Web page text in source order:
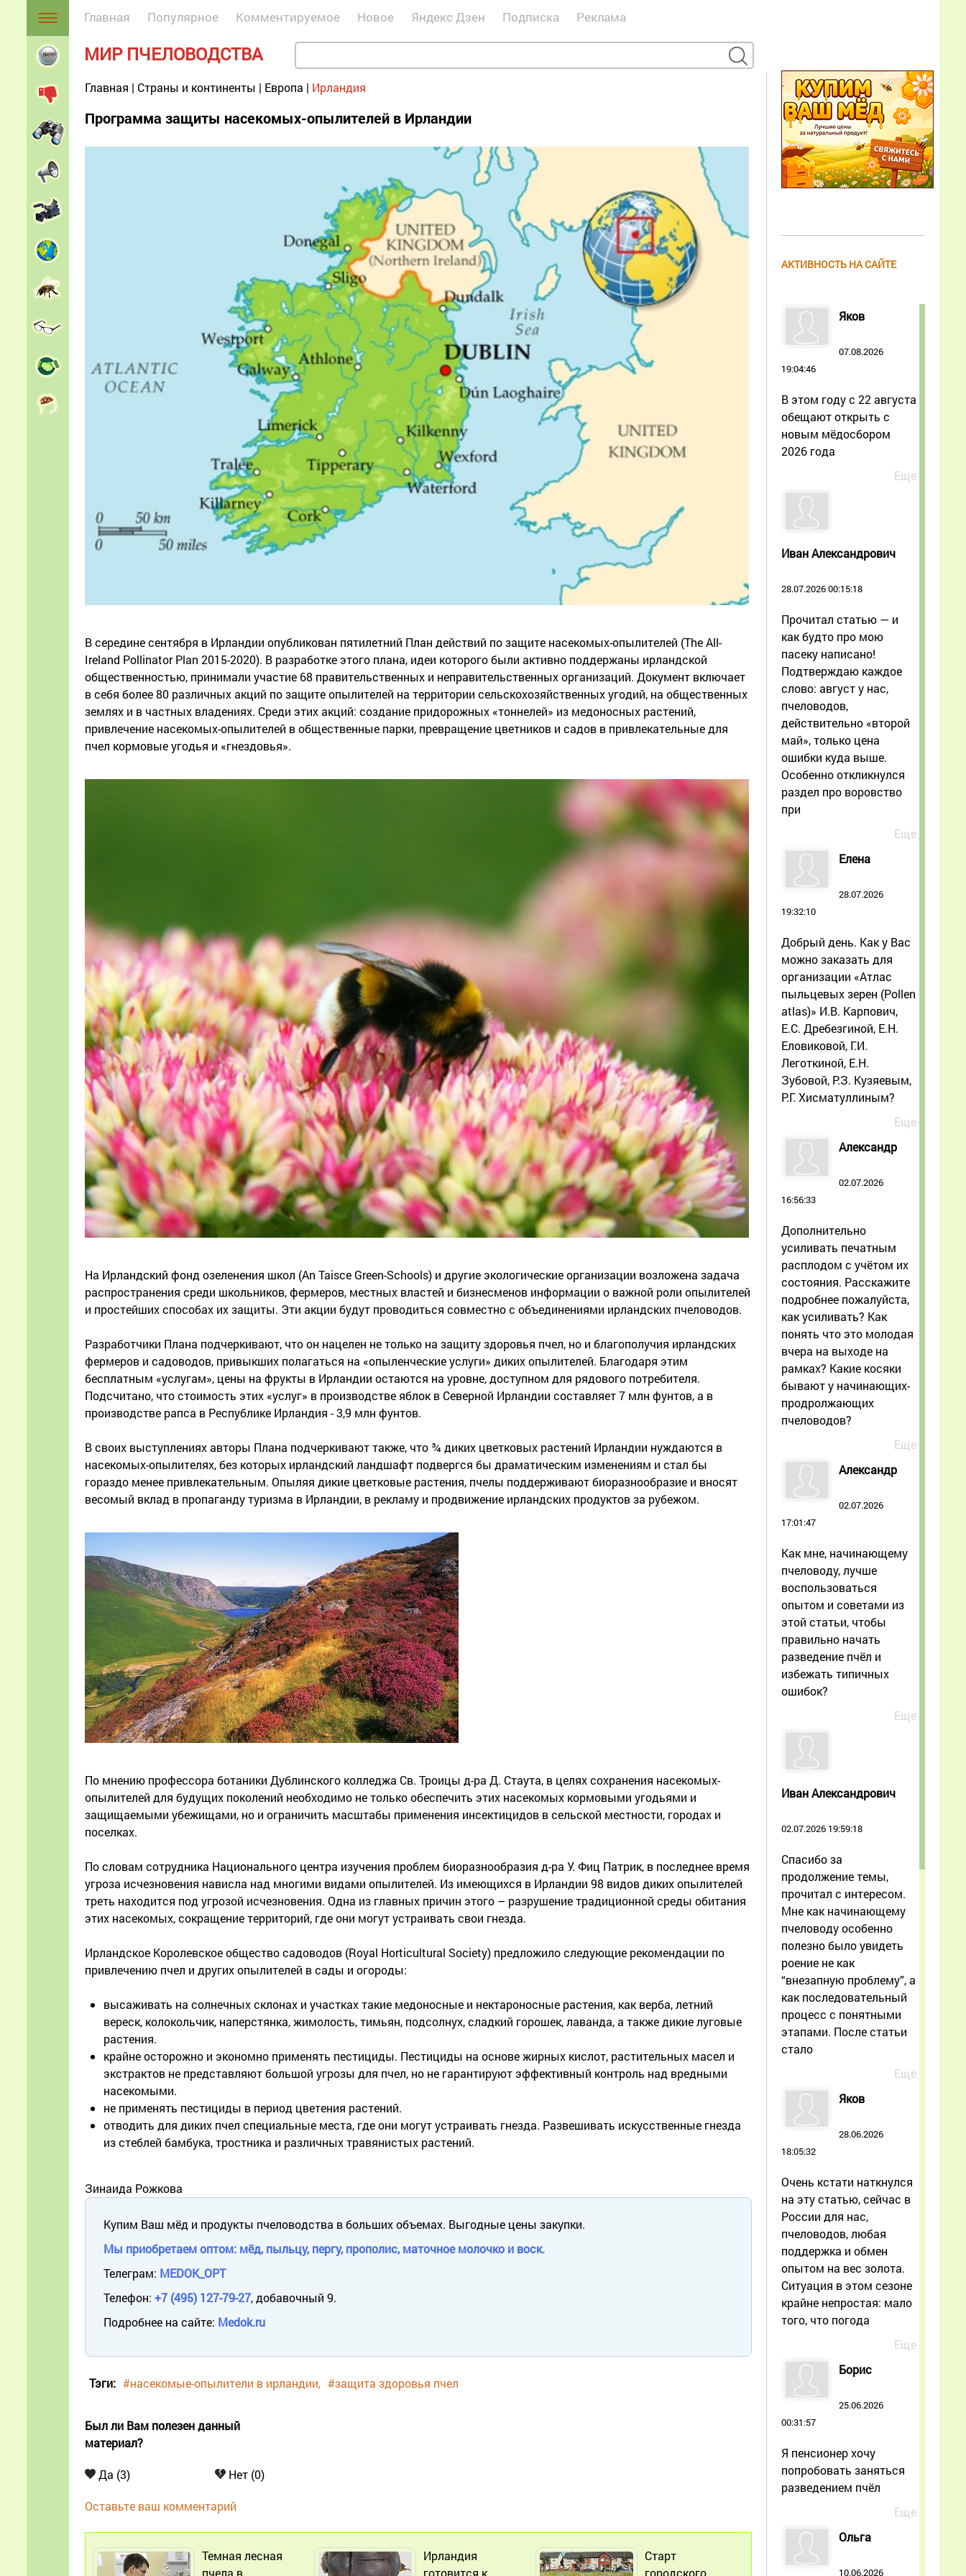
Главная Популярное Комментируемое Новое Яндекс Дзен Подписка Реклама
МИР ПЧЕЛОВОДСТВА
Главная | Страны и континенты | Европа | Ирландия
Программа защиты насекомых-опылителей в Ирландии
В середине сентября в Ирландии опубликован пятилетний План действий по защите насекомых-опылителей (The All-
Ireland Pollinator Plan 2015-2020). В разработке этого плана, идеи которого были активно поддержаны ирландской
общественностью, принимали участие 68 правительственных и неправительственных организаций. Документ включает
в себя более 80 различных акций по защите опылителей на территории сельскохозяйственных угодий, на общественных
землях и в частных владениях. Среди этих акций: создание придорожных «тоннелей» из медоносных растений,
привлечение насекомых-опылителей в общественные парки, превращение цветников и садов в привлекательные для
пчел кормовые угодья и «гнездовья».
На Ирландский фонд озеленения школ (An Taisce Green-Schools) и другие экологические организации возложена задача
распространения среди школьников, фермеров, местных властей и бизнесменов информации о важной роли опылителей
и простейших способах их защиты. Эти акции будут проводиться совместно с объединениями ирландских пчеловодов.
Разработчики Плана подчеркивают, что он нацелен не только на защиту здоровья пчел, но и благополучия ирландских
фермеров и садоводов, привыкших полагаться на «опыленческие услуги» диких опылителей. Благодаря этим
бесплатным «услугам», цены на фрукты в Ирландии остаются на уровне, доступном для рядового потребителя.
Подсчитано, что стоимость этих «услуг» в производстве яблок в Северной Ирландии составляет 7 млн фунтов, а в
производстве рапса в Республике Ирландия - 3,9 млн фунтов.
В своих выступлениях авторы Плана подчеркивают также, что ¾ диких цветковых растений Ирландии нуждаются в
насекомых-опылителях, без которых ирландский ландшафт подвергся бы драматическим изменениям и стал бы
гораздо менее привлекательным. Опыляя дикие цветковые растения, пчелы поддерживают биоразнообразие и вносят
весомый вклад в пропаганду туризма в Ирландии, в рекламу и продвижение ирландских продуктов за рубежом.
По мнению профессора ботаники Дублинского колледжа Св. Троицы д-ра Д. Стаута, в целях сохранения насекомых-
опылителей для будущих поколений необходимо не только обеспечить этих насекомых кормовыми угодьями и
защищаемыми убежищами, но и ограничить масштабы применения инсектицидов в сельской местности, городах и
поселках.
По словам сотрудника Национального центра изучения проблем биоразнообразия д-ра У. Фиц Патрик, в последнее время
угроза исчезновения нависла над многими видами опылителей. Из имеющихся в Ирландии 98 видов диких опылителей
треть находится под угрозой исчезновения. Одна из главных причин этого – разрушение традиционной среды обитания
этих насекомых, сокращение территорий, где они могут устраивать свои гнезда.
Ирландское Королевское общество садоводов (Royal Horticultural Society) предложило следующие рекомендации по
привлечению пчел и других опылителей в сады и огороды:
высаживать на солнечных склонах и участках такие медоносные и нектароносные растения, как верба, летний
вереск, колокольчик, наперстянка, жимолость, тимьян, подсолнух, сладкий горошек, лаванда, а также дикие луговые
растения.
крайне осторожно и экономно применять пестициды. Пестициды на основе жирных кислот, растительных масел и
экстрактов не представляют большой угрозы для пчел, но не гарантируют эффективный контроль над вредными
насекомыми.
не применять пестициды в период цветения растений.
отводить для диких пчел специальные места, где они могут устраивать гнезда. Развешивать искусственные гнезда
из стеблей бамбука, тростника и различных травянистых растений.
Зинаида Рожкова
Купим Ваш мёд и продукты пчеловодства в больших объемах. Выгодные цены закупки.
Мы приобретаем оптом: мёд, пыльцу, пергу, прополис, маточное молочко и воск.
Телеграм: MEDOK_OPT
Телефон: +7 (495) 127-79-27, добавочный 9.
Подробнее на сайте: Medok.ru
Тэги: #насекомые-опылители в ирландии #защита здоровья пчел
Был ли Вам полезен данный
материал?
Да (3) Нет (0)
Оставьте ваш комментарий
Темная лесная
пчела в
Ирландия
готовится к
Старт
городского
АКТИВНОСТЬ НА САЙТЕ
Яков
07.08.2026
19:04:46
В этом году с 22 августа
обещают открыть с
новым мёдосбором
2026 года
Еще
Иван Александрович
28.07.2026 00:15:18
Прочитал статью — и
как будто про мою
пасеку написано!
Подтверждаю каждое
слово: август у нас,
пчеловодов,
действительно «второй
май», только цена
ошибки куда выше.
Особенно откликнулся
раздел про воровство
при
Еще
Елена
28.07.2026
19:32:10
Добрый день. Как у Вас
можно заказать для
организации «Атлас
пыльцевых зерен (Pollen
atlas)» И.В. Карпович,
Е.С. Дребезгиной, Е.Н.
Еловиковой, Г.И.
Леготкиной, Е.Н.
Зубовой, Р.З. Кузяевым,
Р.Г. Хисматуллиным?
Еще
Александр
02.07.2026
16:56:33
Дополнительно
усиливать печатным
расплодом с учётом их
состояния. Расскажите
подробнее пожалуйста,
как усиливать? Как
понять что это молодая
вчера на выходе на
рамках? Какие косяки
бывают у начинающих-
продролжающих
пчеловодов?
Еще
Александр
02.07.2026
17:01:47
Как мне, начинающему
пчеловоду, лучше
воспользоваться
опытом и советами из
этой статьи, чтобы
правильно начать
разведение пчёл и
избежать типичных
ошибок?
Еще
Иван Александрович
02.07.2026 19:59:18
Спасибо за
продолжение темы,
прочитал с интересом.
Мне как начинающему
пчеловоду особенно
полезно было увидеть
роение не как
“внезапную проблему”, а
как последовательный
процесс с понятными
этапами. После статьи
стало
Еще
Яков
28.06.2026
18:05:32
Очень кстати наткнулся
на эту статью, сейчас в
России для нас,
пчеловодов, любая
поддержка и обмен
опытом на вес золота.
Ситуация в этом сезоне
крайне непростая: мало
того, что погода
Еще
Борис
25.06.2026
00:31:57
Я пенсионер хочу
попробовать заняться
разведением пчёл
Еще
Ольга
10.06.2026